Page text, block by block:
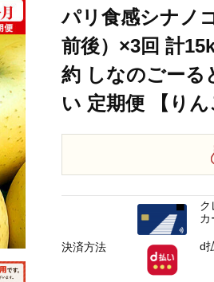
パリ食感シナノ
前後）×3回 計
約 しなのごーる
い 定期便 【り
決済方法
ク
カ
d